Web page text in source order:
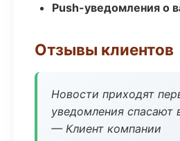
Push-уведомления о
Отзывы клиентов
Новости приходят
уведомления спасают
— Клиент компании